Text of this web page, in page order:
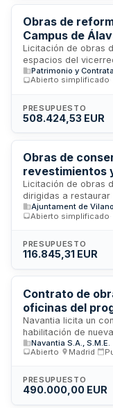
de Caminos,
Secretaría de
Cantabria y el
de Sostenibilidad
Obras de
Campus de
espacios del
Licitación de obras
espacios del
de la Universidad
de espacios del
especificaciones
Patrimonio y
Abierto simplificado
PRESUPUESTO
508.424,53 EUR
Obras de
revestimientos
Biblioteca Joan
Geltrú
Licitación de obras
dirigidas a
Milà ubicada en
reparación de
fisuras en piedra de
barandillas de
originales. El
equipamiento
para la ciudad.
Ajuntament de
Abierto simplificado
PRESUPUESTO
116.845,31 EUR
Contrato de
oficinas del
Navantia Ferrol
Navantia licita un
habilitación de
específico ubicado
instalaciones en
coordinación entre
ejecutará bajo
Navantia S.A., S.M.E.
Abierto
Madrid
PRESUPUESTO
490.000,00 EUR